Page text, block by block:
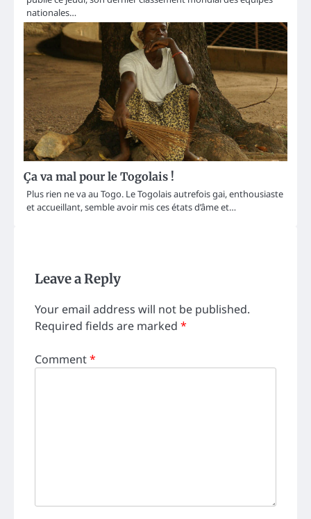
nationales…
Ça va mal pour le Togolais !
Plus rien ne va au Togo. Le Togolais autrefois gai, enthousiaste
et accueillant, semble avoir mis ces états d’âme et…
Leave a Reply
Your email address will not be published.
Required fields are marked *
Comment*